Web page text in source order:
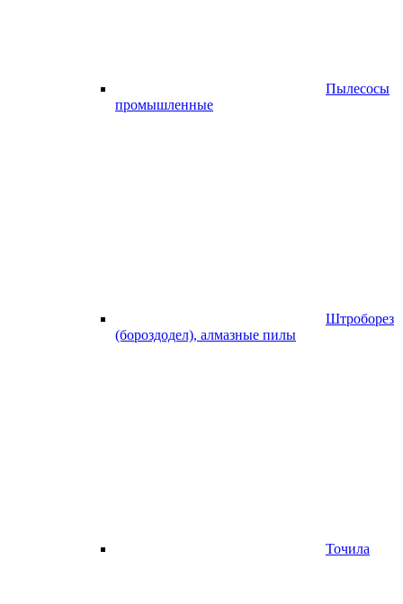
Пылесосы
промышленные
Штроборез
(бороздодел), алмазные пилы
Точила